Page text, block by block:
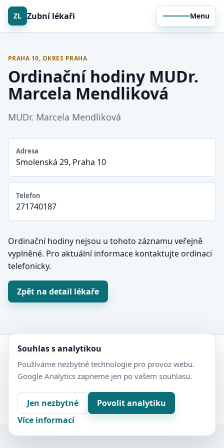
ZL Zubní lékaři Menu
PRAHA 10, OKRES PRAHA
Ordinační hodiny MUDr.
Marcela Mendliková
MUDr. Marcela Mendliková
Adresa
Smolenská 29, Praha 10
Telefon
271740187
Ordinační hodiny nejsou u tohoto záznamu veřejně
vyplněné. Pro aktuální informace kontaktujte ordinaci
telefonicky.
Zpět na detail lékaře
Zubní-lékaři.cz
Veřejný adresář zubních ordinací.
Kontakt
Nastavení soukromí
Ochrana soukromí
Sitemap
Souhlas s analytikou
Používáme nezbytné technologie pro provoz webu.
Google Analytics zapneme jen po vašem souhlasu.
Jen nezbytné
Povolit analytiku
Více informací